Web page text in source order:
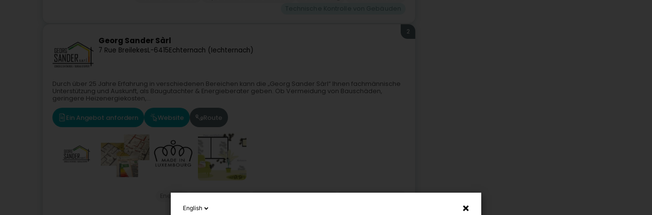
Georg Sander Sàrl
7 Rue BreilekesL-6415Echternach (Iechternach)
2
Durch über 25 Jahre Erfahrung in verschiedenen Bereichen kann die „Georg Sander Sàrl“ Ihnen fachmännische
Unterstützung und Auskunft, als Baugutachter & Energieberater geben. Ob Vermeidung von Bauschäden,
geringere Heizenergiekosten,...
Ein Angebot anfordern Website Route
English